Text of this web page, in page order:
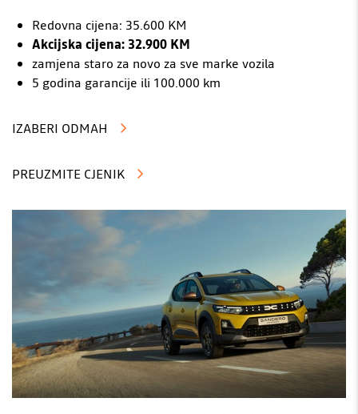
Redovna cijena: 35.600 KM
Akcijska cijena: 32.900 KM
zamjena staro za novo za sve marke vozila
5 godina garancije ili 100.000 km
IZABERI ODMAH
PREUZMITE CJENIK